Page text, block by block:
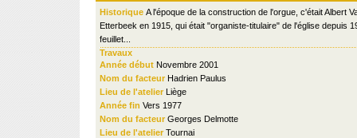
Historique A l'époque de la construction de l'orgue, c'était Albert
Etterbeek en 1915, qui était "organiste-titulaire" de l'église depuis
feuillet...
Travaux
Année début Novembre 2001
Nom du facteur Hadrien Paulus
Lieu de l'atelier Liège
Année fin Vers 1977
Nom du facteur Georges Delmotte
Lieu de l'atelier Tournai